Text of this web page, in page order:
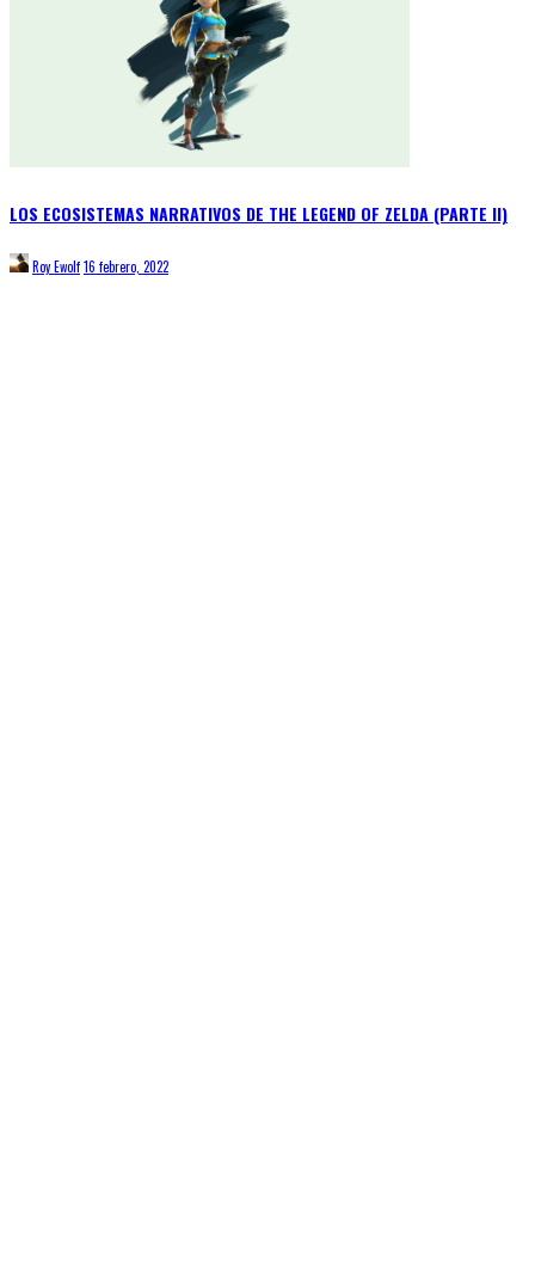
LOS ECOSISTEMAS NARRATIVOS DE THE LEGEND OF ZELDA (PARTE II)
Roy Ewolf16 febrero, 2022